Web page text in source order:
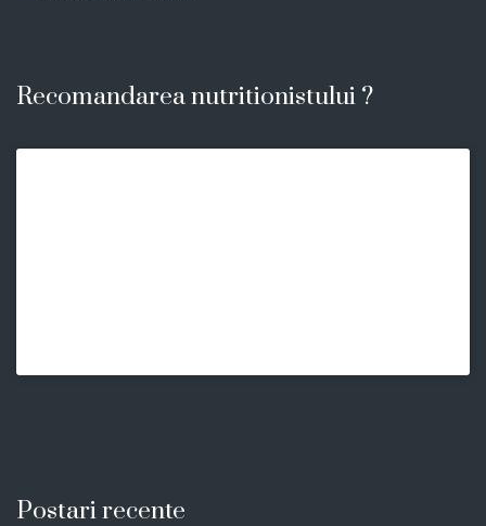
Recomandarea nutritionistului ?
Postari recente